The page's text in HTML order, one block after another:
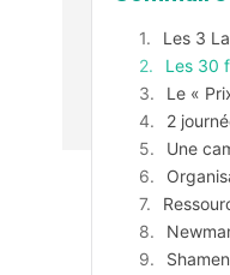
Les 3
Les 30
Le «
2
Une